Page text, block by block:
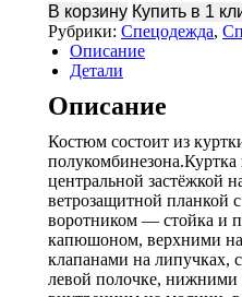
утепленный
Сургут-
С
куртка,
п/
к.
т.синий,
васильковый
СОП
В корзину Купить в 1
Рубрики: Спецодежда,
Описание
Детали
Описание
Костюм состоит из
полукомбинезона.Куртка
центральной застёжкой
ветрозащитной планкой
воротником — стойка и
капюшоном, верхними
клапанами на липучках,
левой полочке, нижними